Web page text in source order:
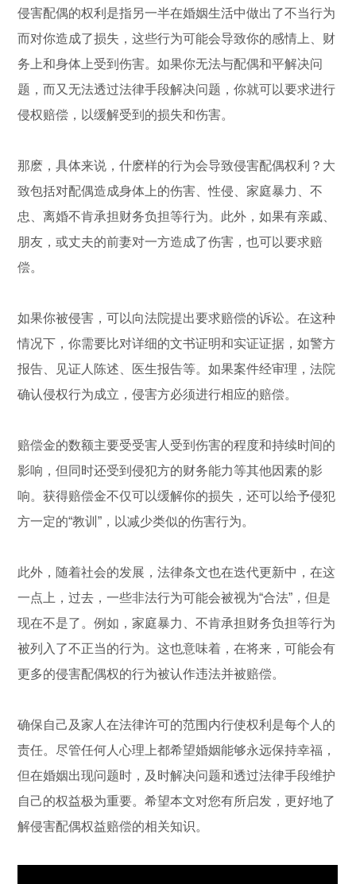
侵害配偶的权利是指另一半在婚姻生活中做出了不当行为
而对你造成了损失，这些行为可能会导致你的感情上、财
务上和身体上受到伤害。如果你无法与配偶和平解决问
题，而又无法透过法律手段解决问题，你就可以要求进行
侵权赔偿，以缓解受到的损失和伤害。
那麽，具体来说，什麽样的行为会导致侵害配偶权利？大
致包括对配偶造成身体上的伤害、性侵、家庭暴力、不
忠、离婚不肯承担财务负担等行为。此外，如果有亲戚、
朋友，或丈夫的前妻对一方造成了伤害，也可以要求赔
偿。
如果你被侵害，可以向法院提出要求赔偿的诉讼。在这种
情况下，你需要比对详细的文书证明和实证证据，如警方
报告、见证人陈述、医生报告等。如果案件经审理，法院
确认侵权行为成立，侵害方必须进行相应的赔偿。
赔偿金的数额主要受受害人受到伤害的程度和持续时间的
影响，但同时还受到侵犯方的财务能力等其他因素的影
响。获得赔偿金不仅可以缓解你的损失，还可以给予侵犯
方一定的“教训”，以减少类似的伤害行为。
此外，随着社会的发展，法律条文也在迭代更新中，在这
一点上，过去，一些非法行为可能会被视为“合法”，但是
现在不是了。例如，家庭暴力、不肯承担财务负担等行为
被列入了不正当的行为。这也意味着，在将来，可能会有
更多的侵害配偶权的行为被认作违法并被赔偿。
确保自己及家人在法律许可的范围内行使权利是每个人的
责任。尽管任何人心理上都希望婚姻能够永远保持幸福，
但在婚姻出现问题时，及时解决问题和透过法律手段维护
自己的权益极为重要。希望本文对您有所启发，更好地了
解侵害配偶权益赔偿的相关知识。